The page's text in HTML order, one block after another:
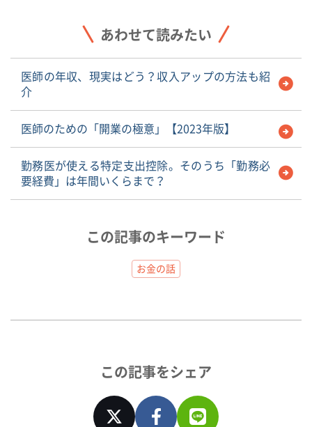
あわせて読みたい
医師の年収、現実はどう？収入アップの方法も紹
介
医師のための「開業の極意」【2023年版】
勤務医が使える特定支出控除。そのうち「勤務必
要経費」は年間いくらまで？
この記事のキーワード
お金の話
この記事をシェア